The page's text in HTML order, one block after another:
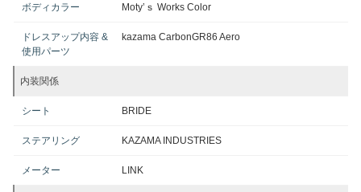
ボディカラー Moty’ｓ Works Color
ドレスアップ内容 &
使用パーツ
kazama CarbonGR86 Aero
内装関係
シート BRIDE
ステアリング KAZAMA INDUSTRIES
メーター LINK